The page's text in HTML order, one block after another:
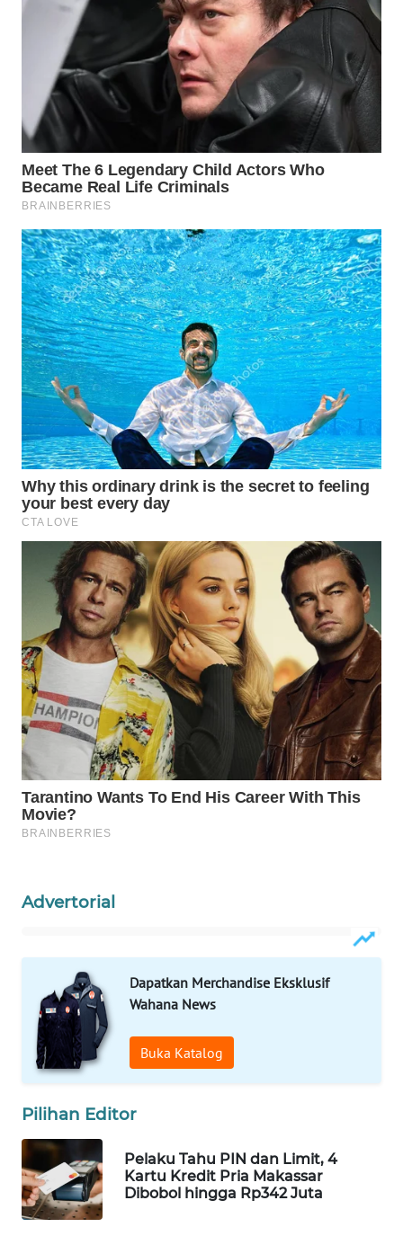
Advertorial
Dapatkan Merchandise Eksklusif
Wahana News
Buka Katalog
Pilihan Editor
Pelaku Tahu PIN dan Limit, 4
Kartu Kredit Pria Makassar
Dibobol hingga Rp342 Juta
WN
PRIANGAN
TIMUR
WN
SEMARANG
WN
SOLO
WN
BOROBUDUR
WN
MADURA
WN
SURABAYA
WN
NATUNA
WN
BINTAN
WN
MANDALIKA
WN
LIKUPANG
WN
LABUANBAJO
BORNEO
Wahana
WAHANA
WAHANA
TANI
WAHANA
ADVOKAT
INFRASTRUKTUR
WAHANA
KONSUMEN